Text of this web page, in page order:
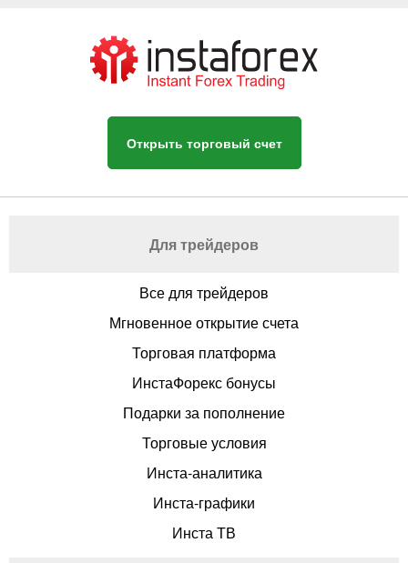
Открыть торговый счет
Для трейдеров
Все для трейдеров
Мгновенное открытие счета
Торговая платформа
ИнстаФорекс бонусы
Подарки за пополнение
Торговые условия
Инста-аналитика
Инста-графики
Инста ТВ